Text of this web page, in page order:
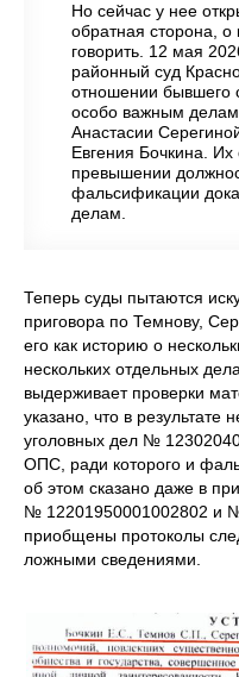
Но сейчас у нее
обратная сторона, о
говорить. 12 мая
районный суд
отношении бывшего
особо важным
Анастасии
Евгения Бочкина.
превышении
фальсификации
делам.
Теперь суды пытаются
приговора по Темнову,
его как историю о
нескольких отдельных
выдерживает проверки
указано, что в результате
уголовных дел №
ОПС, ради которого и
об этом сказано даже в
№ 12201950001002802 и
приобщены протоколы
ложными сведениями.